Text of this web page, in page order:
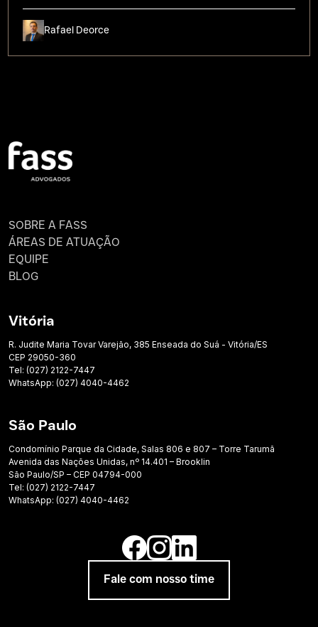
Rafael Deorce
SOBRE A FASS
ÁREAS DE ATUAÇÃO
EQUIPE
BLOG
Vitória
R. Judite Maria Tovar Varejão, 385 Enseada do Suá - Vitória/ES
CEP 29050-360
Tel: (027) 2122-7447
WhatsApp: (027) 4040-4462
São Paulo
Condomínio Parque da Cidade, Salas 806 e 807 – Torre Tarumã
Avenida das Nações Unidas, nº 14.401 – Brooklin
São Paulo/SP – CEP 04794-000
Tel: (027) 2122-7447
WhatsApp: (027) 4040-4462
Fale com nosso time